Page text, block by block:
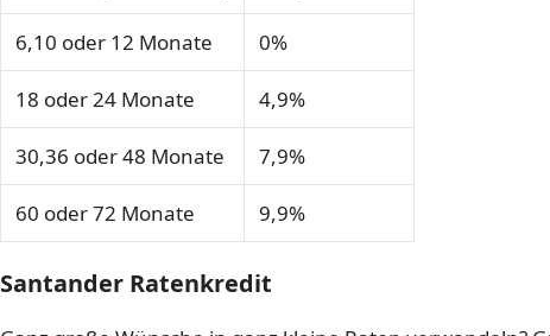
6,10 oder 12 Monate 0%
18 oder 24 Monate 4,9%
30,36 oder 48 Monate 7,9%
60 oder 72 Monate 9,9%
Santander Ratenkredit